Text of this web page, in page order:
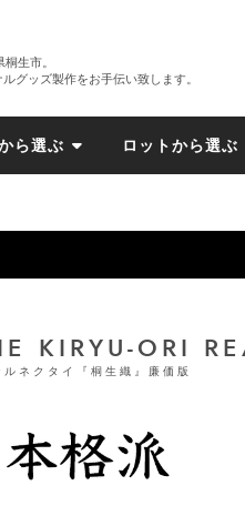
生市。
グッズ製作をお手伝い致します。
ら選ぶ ロットから選ぶ
KIRYU-ORI
ルネクタイ『桐生織』廉価版